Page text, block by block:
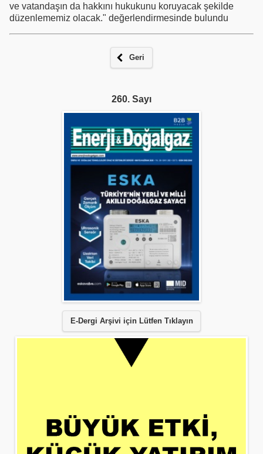
ve vatandaşın da hakkını hukukunu koruyacak şekilde
düzenlememiz olacak." değerlendirmesinde bulundu
Geri
260. Sayı
E-Dergi Arşivi için Lütfen Tıklayın